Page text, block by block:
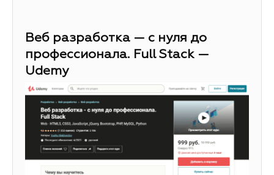
Веб разработка — с нуля до
профессионала. Full Stack —
Udemy